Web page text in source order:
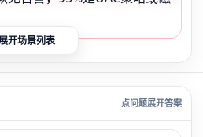
开场景列表